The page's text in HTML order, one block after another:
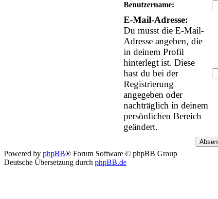
Benutzername:
E-Mail-Adresse:
Du musst die E-Mail-
Adresse angeben, die
in deinem Profil
hinterlegt ist. Diese
hast du bei der
Registrierung
angegeben oder
nachträglich in deinem
persönlichen Bereich
geändert.
Powered by phpBB® Forum Software © phpBB Group
Deutsche Übersetzung durch phpBB.de